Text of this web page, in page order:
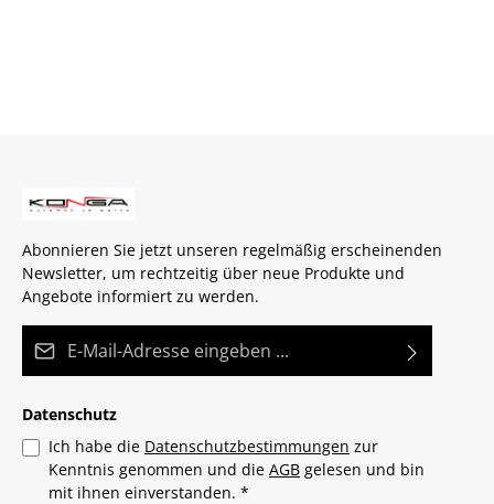
Abonnieren Sie jetzt unseren regelmäßig erscheinenden
Newsletter, um rechtzeitig über neue Produkte und
Angebote informiert zu werden.
Datenschutz
Ich habe die Datenschutzbestimmungen zur
Kenntnis genommen und die AGB gelesen und bin
mit ihnen einverstanden. *